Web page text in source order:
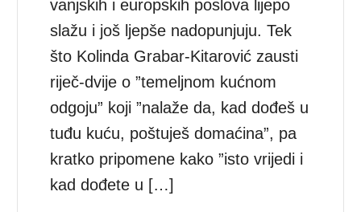
vanjskih i europskih poslova lijepo
slažu i još ljepše nadopunjuju. Tek
što Kolinda Grabar-Kitarović zausti
riječ-dvije o ”temeljnom kućnom
odgoju” koji ”nalaže da, kad dođeš u
tuđu kuću, poštuješ domaćina”, pa
kratko pripomene kako ”isto vrijedi i
kad dođete u […]